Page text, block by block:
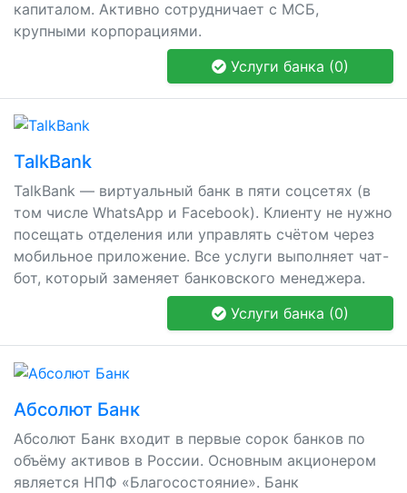
капиталом. Активно сотрудничает с МСБ,
крупными корпорациями.
Услуги банка (0)
TalkBank
TalkBank — виртуальный банк в пяти соцсетях (в
том числе WhatsApp и Facebook). Клиенту не нужно
посещать отделения или управлять счётом через
мобильное приложение. Все услуги выполняет чат-
бот, который заменяет банковского менеджера.
Услуги банка (0)
Абсолют Банк
Абсолют Банк входит в первые сорок банков по
объёму активов в России. Основным акционером
является НПФ «Благосостояние». Банк